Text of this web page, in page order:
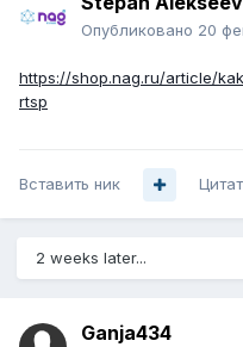
Опубликовано 20
https://shop.nag.ru/article/
rtsp
Вставить ник
2 weeks later...
Ganja434